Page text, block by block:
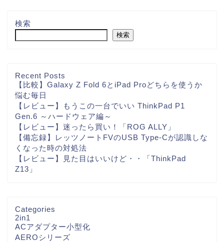
検索
検索
Recent Posts
【比較】Galaxy Z Fold 6とiPad Proどちらを使うか
悩む毎日
【レビュー】もうこの一台でいい ThinkPad P1
Gen.6 ～ハードウェア編～
【レビュー】迷ったら買い！「ROG ALLY」
【備忘録】レッツノートFVのUSB Type-Cが認識しな
くなった時の対処法
【レビュー】見た目はいいけど・・「ThinkPad
Z13」
Categories
2in1
ACアダプター小型化
AEROシリーズ